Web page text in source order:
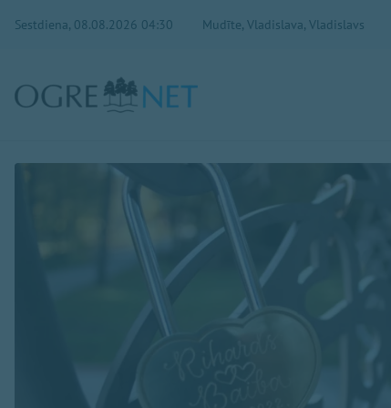
Sestdiena, 08.08.2026 04:30 Mudīte, Vladislava, Vladislavs